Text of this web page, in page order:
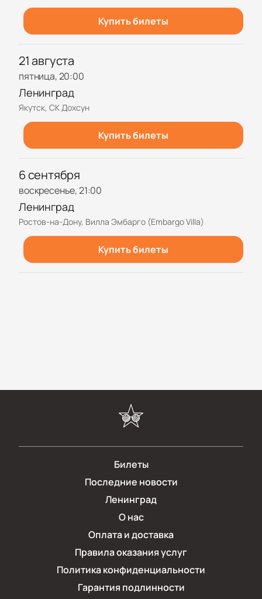
Купить билеты
21 августа
пятница, 20:00
Ленинград
Якутск, СК Дохсун
Купить билеты
6 сентября
воскресенье, 21:00
Ленинград
Ростов-на-Дону, Вилла Эмбарго (Embargo Villa)
Купить билеты
Билеты
Последние новости
Ленинград
О нас
Оплата и доставка
Правила оказания услуг
Политика конфиденциальности
Гарантия подлинности